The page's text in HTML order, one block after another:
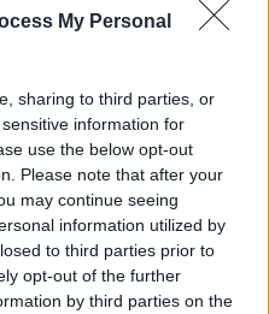
My Personal
sharing to third parties, or
information for
use the below opt-out
Please note that after your
may continue seeing
information utilized by
to third parties prior to
opt-out of the further
by third parties on the
DAM e prezzi B2B:
di dati affidabili. La
(attributi normalizzati),
e listini/contratti. La
prezzi è essenziale:
per assenza di prezzo
metriche. Valutare i